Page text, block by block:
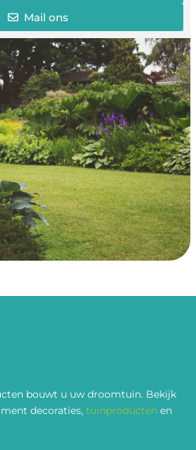
Mail ons
bouwt u uw droomtuin. Bekijk
decoraties, tuinproducten en